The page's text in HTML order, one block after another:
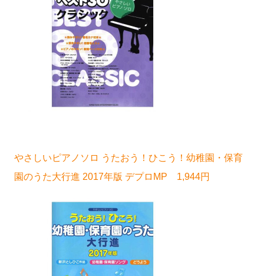
やさしいピアノソロ うたおう！ひこう！幼稚園・保育
園のうた大行進 2017年版 デプロMP 1,944円